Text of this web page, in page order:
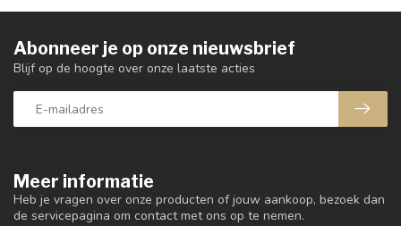
Meer informatie
Heb je vragen over onze producten of jouw aankoop, bezoek dan
de servicepagina om contact met ons op te nemen.
Abonneer je op onze nieuwsbrief
Blijf op de hoogte over onze laatste acties